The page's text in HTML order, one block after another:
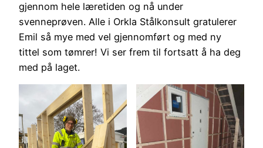
gjennom hele læretiden og nå under
svenneprøven. Alle i Orkla Stålkonsult gratulerer
Emil så mye med vel gjennomført og med ny
tittel som tømrer! Vi ser frem til fortsatt å ha deg
med på laget.